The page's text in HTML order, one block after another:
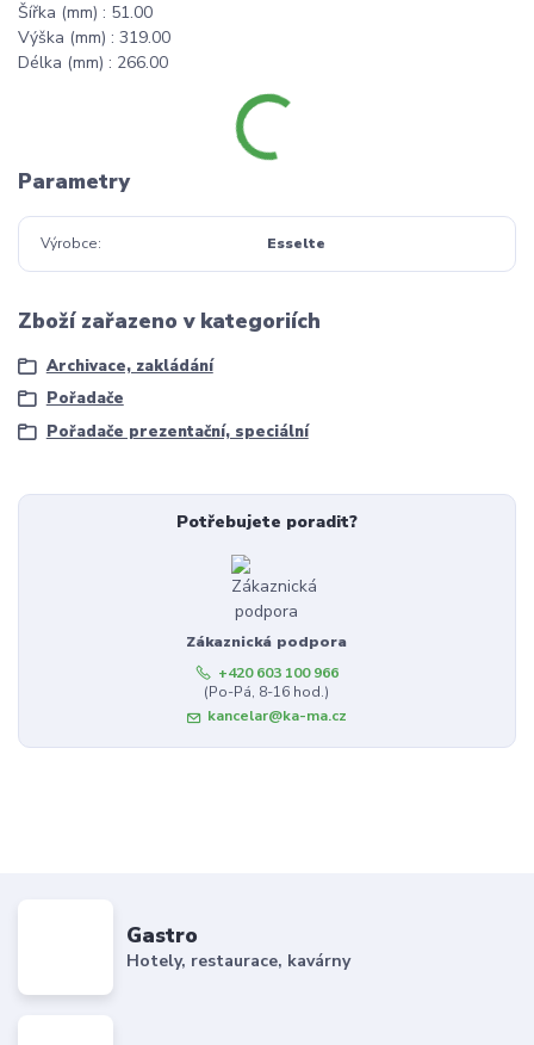
Šířka (mm) : 51.00
Výška (mm) : 319.00
Délka (mm) : 266.00
Parametry
Výrobce Esselte
Zboží zařazeno v kategoriích
Archivace, zakládání
Pořadače
Pořadače prezentační, speciální
Potřebujete poradit?
Zákaznická podpora
+420 603 100 966
(Po-Pá, 8-16 hod.)
kancelar@ka-ma.cz
Gastro
Hotely, restaurace, kavárny